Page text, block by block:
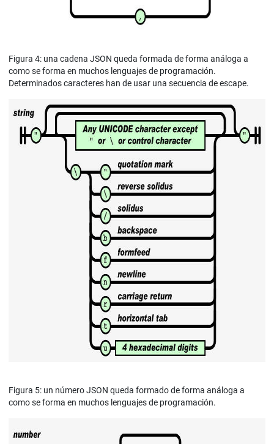
Figura 4: una cadena JSON queda formada de forma análoga a
como se forma en muchos lenguajes de programación.
Determinados caracteres han de usar una secuencia de escape.
Figura 5: un número JSON queda formado de forma análoga a
como se forma en muchos lenguajes de programación.